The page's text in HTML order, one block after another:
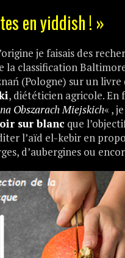
en yiddish ! »
je faisais des
classification
(Pologne) sur un
, diététicien agricole.
Obszarach Miejskich« ,
sur blanc que
l’aïd el-kebir en
d’aubergines ou